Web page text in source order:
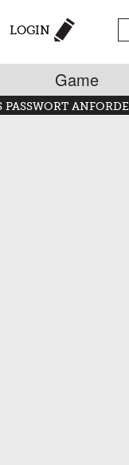
LOGIN
Game
PASSWORT